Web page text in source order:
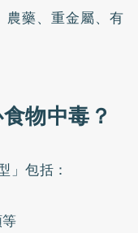
農藥、重金屬、有
物中毒？
」包括：